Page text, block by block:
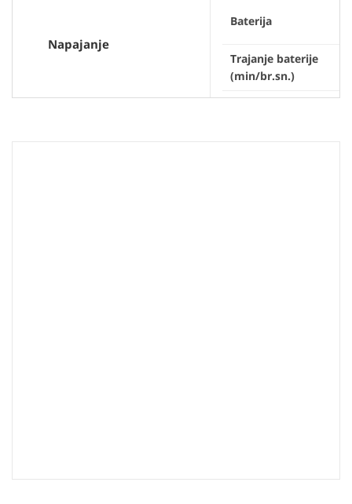
Napajanje
Baterija
Trajanje baterije
(min/br.sn.)